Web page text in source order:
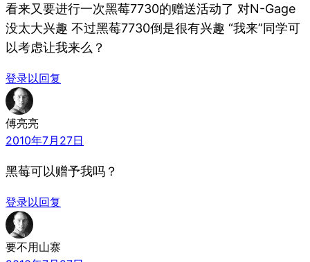
看来又要进行一次黑莓7730的赠送活动了 对N-Gage
没太大兴趣 不过黑莓7730倒是很有兴趣 “我来”同学可
以考虑让我来么？
登录以回复
傅亮亮
2010年7月27日
黑莓可以赠予我吗？
登录以回复
要不用山寨